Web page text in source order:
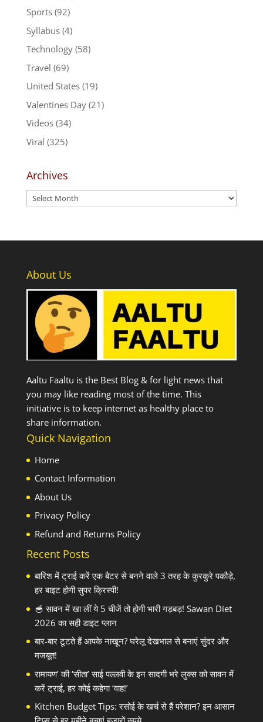
Sports(92)
Syllabus(4)
Technology(58)
Travel (69)
United States(19)
Valentines Day(21)
Videos(34)
Viral (325)
Archives
Archives
About Us
Aaltu Faaltu is the Best Blog & for light news that
you may like reading most of the time. This
initiative is to keep internet as healthy place to
share information.
Quick Navigation
Home
Contact Information
About Us
Privacy Policy
Refund and Returns Policy
Recent Posts
बारिश में ट्राई करें एक बैटर से बनने वाले 3 तरह के कुरकुरे पकौड़े,
हर बाइट होगी सुपर क्रिस्पी!
🥣 सावन में खा लीं ये 5 चीजें तो होगी भारी गड़बड़! Sawan Diet
2026 का सही डाइट प्लान
बार-बार टूटते हैं आपके नाखून? घरेलू देखभाल से बनाएं सुंदर और
मजबूत!
रामायण’ की ‘सीता’ साई पल्लवी के इन सादगी भरे लुक्स को सावन में
करें ट्राई, हर कोई कहेगा ‘वाह!’
Kitchen Budget Tips: रसोई के खर्च से हैं परेशान? इन आसान